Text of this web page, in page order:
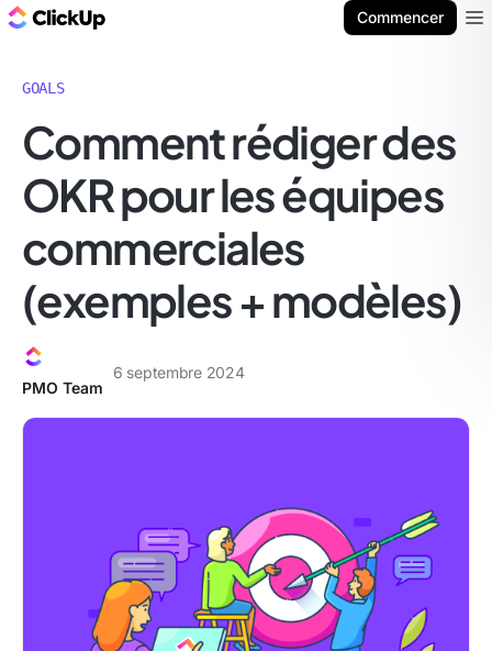
Commencer
GOALS
Comment rédiger des
OKR pour les équipes
commerciales
(exemples + modèles)
PMO Team
6 septembre 2024